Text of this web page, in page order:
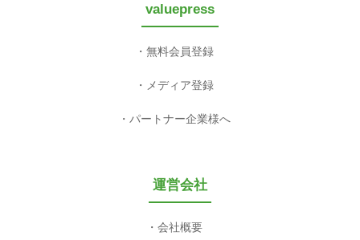
valuepress
無料会員登録
メディア登録
パートナー企業様へ
運営会社
会社概要